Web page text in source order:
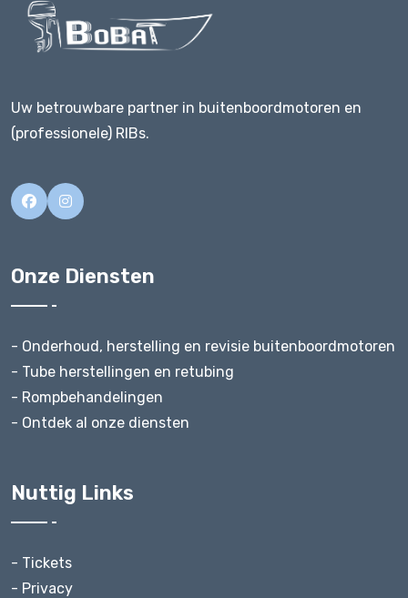
Uw betrouwbare partner in buitenboordmotoren en
(professionele) RIBs.
Onze Diensten
- Onderhoud, herstelling en revisie buitenboordmotoren
- Tube herstellingen en retubing
- Rompbehandelingen
- Ontdek al onze diensten
Nuttig Links
- Tickets
- Privacy